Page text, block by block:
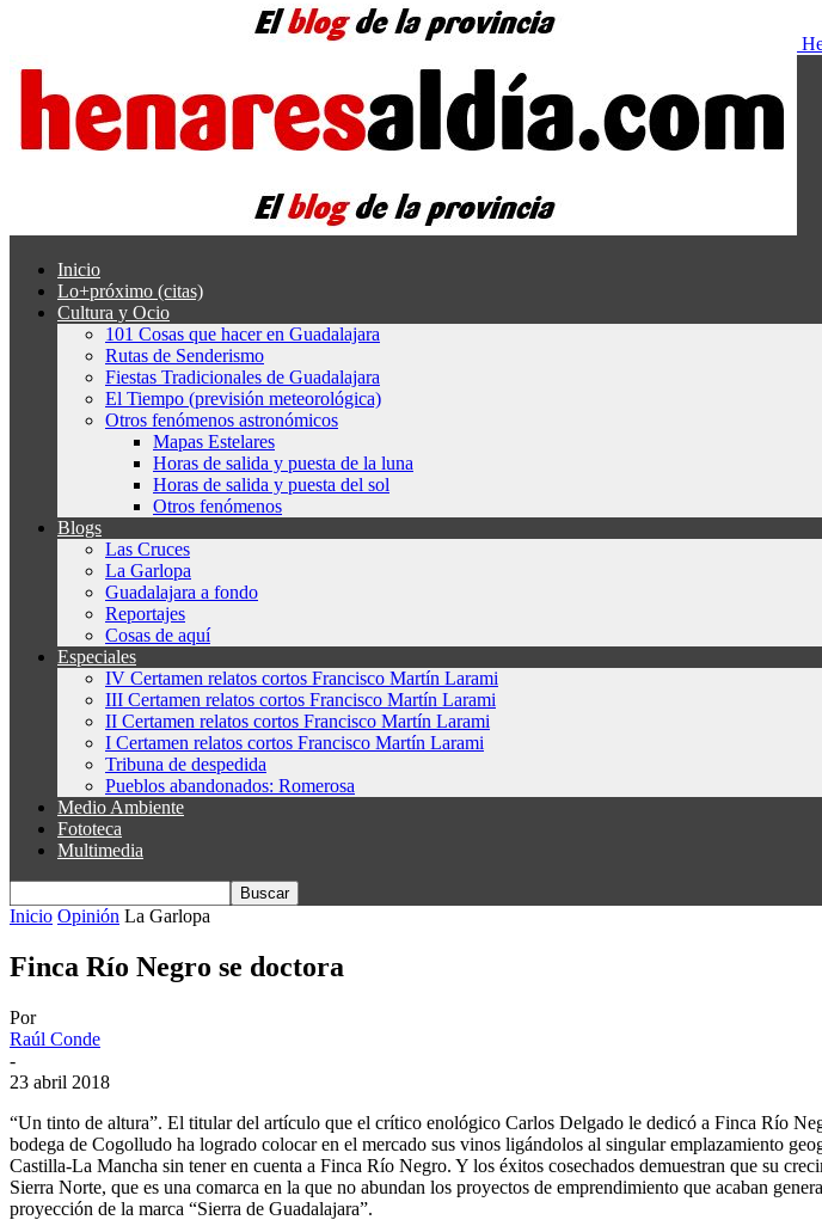
Inicio
Lo+próximo (citas)
Cultura y Ocio
101 Cosas que hacer en Guadalajara
Rutas de Senderismo
Fiestas Tradicionales de Guadalajara
El Tiempo (previsión meteorológica)
Otros fenómenos astronómicos
Mapas Estelares
Horas de salida y puesta de la luna
Horas de salida y puesta del sol
Otros fenómenos
Blogs
Las Cruces
La Garlopa
Guadalajara a fondo
Reportajes
Cosas de aquí
Especiales
IV Certamen relatos cortos Francisco Martín Larami
III Certamen relatos cortos Francisco Martín Larami
II Certamen relatos cortos Francisco Martín Larami
I Certamen relatos cortos Francisco Martín Larami
Tribuna de despedida
Pueblos abandonados: Romerosa
Medio Ambiente
Fototeca
Multimedia
Inicio Opinión La Garlopa
Finca Río Negro se doctora
Por
Raúl Conde
-
23 abril 2018
“Un tinto de altura”. El titular del artículo que el crítico enológico Carlos Delgado le dedicó a Finca Río
bodega de Cogolludo ha logrado colocar en el mercado sus vinos ligándolos al singular emplazamiento
Castilla-La Mancha sin tener en cuenta a Finca Río Negro. Y los éxitos cosechados demuestran que su
Sierra Norte, que es una comarca en la que no abundan los proyectos de emprendimiento que acaban
proyección de la marca “Sierra de Guadalajara”.